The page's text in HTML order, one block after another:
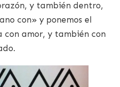
y también dentro,
con» y ponemos el
con amor, y también con